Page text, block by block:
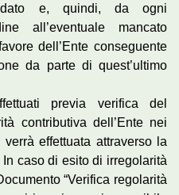
e, quindi, da ogni
all’eventuale mancato
dell’Ente conseguente
da parte di quest’ultimo
previa verifica del
contributiva dell’Ente nei
effettuata attraverso la
caso di esito di irregolarità
“Verifica regolarità